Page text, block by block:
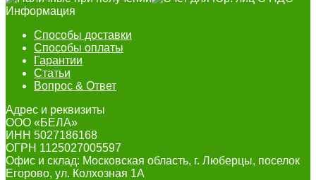
Информация
Способы доставки
Способы оплаты
Гарантии
Статьи
Вопрос & Ответ
Адрес и реквизиты
ООО «БЕЛА»
ИНН 5027186168
ОГРН 1125027005597
Офис и склад: Московская область, г. Люберцы, поселок
Егорово, ул. Колхозная 1А